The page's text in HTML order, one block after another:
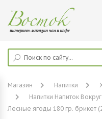
Магазин Напитки
Напитки Напиток
Лесные ягоды 180 гр. брикет